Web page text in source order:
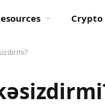
Crypto